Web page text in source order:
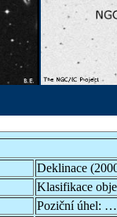
Deklinace
Klasifikace
Poziční úhel: …